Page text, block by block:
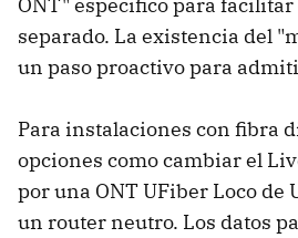
separado. La existencia del
un paso proactivo para
Para instalaciones con fibra
opciones como cambiar el
por una ONT UFiber Loco de
un router neutro. Los datos